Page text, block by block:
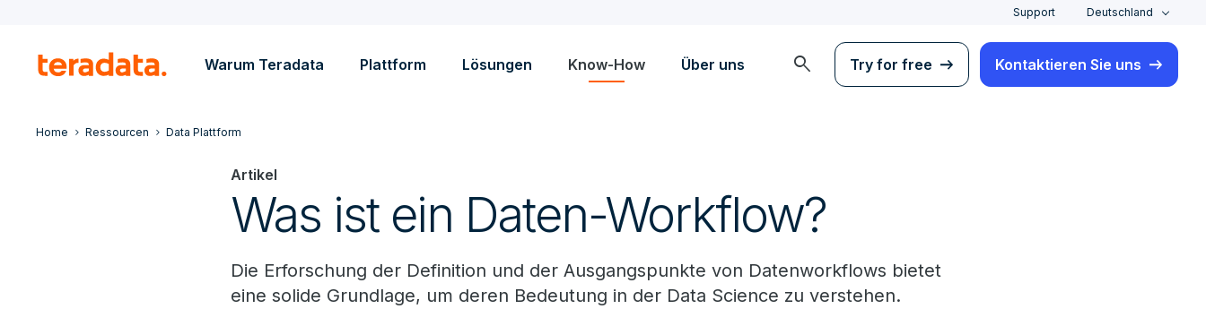
Support Deutschland
Warum Teradata Plattform Lösungen Know-How Über uns search Try for free Kontaktieren Sie uns
Home Ressourcen Data Plattform
Artikel
Was ist ein Daten-Workflow?
Die Erforschung der Definition und der Ausgangspunkte von Datenworkflows bietet
eine solide Grundlage, um deren Bedeutung in der Data Science zu verstehen.